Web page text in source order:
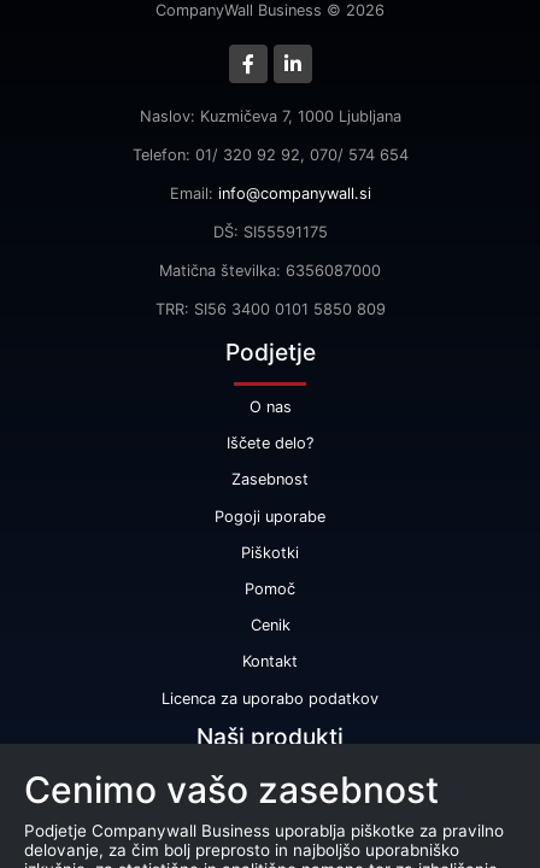
CompanyWall Business © 2026
Naslov: Kuzmičeva 7, 1000 Ljubljana
Telefon: 01/ 320 92 92, 070/ 574 654
Email: info@companywall.si
DŠ: SI55591175
Matična številka: 6356087000
TRR: SI56 3400 0101 5850 809
Podjetje
O nas
Iščete delo?
Zasebnost
Pogoji uporabe
Piškotki
Pomoč
Cenik
Kontakt
Licenca za uporabo podatkov
Naši produkti
Bonitetna ocena
Bonitetno poročilo
Certifikat bonitetne odličnosti
Cenimo vašo zasebnost
Podjetje Companywall Business uporablja piškotke za pravilno
delovanje, za čim bolj preprosto in najboljšo uporabniško